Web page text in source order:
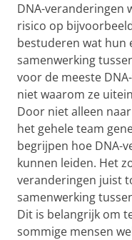
DNA-veranderingen
risico op
bestuderen wat hun
samenwerking
voor de meeste
niet waarom ze
Door niet alleen
het gehele team
begrijpen hoe DNA-
kunnen leiden. Het
veranderingen juist
samenwerking
Dit is belangrijk om
sommige mensen